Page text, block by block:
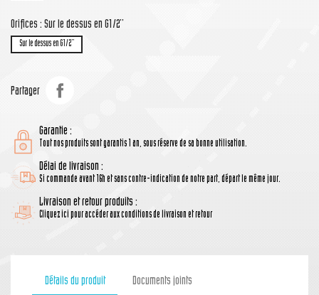
Orifices : Sur le dessus en G1/2''
Sur le dessus en G1/2''
Partager
Garantie :
Tout nos produits sont garantis 1 an, sous réserve de sa bonne utilisation.
Délai de livraison :
Si commande avant 16h et sans contre-indication de notre part, départ le même jour.
Livraison et retour produits :
Cliquez ici pour accéder aux conditions de livraison et retour
Détails du produit Documents joints